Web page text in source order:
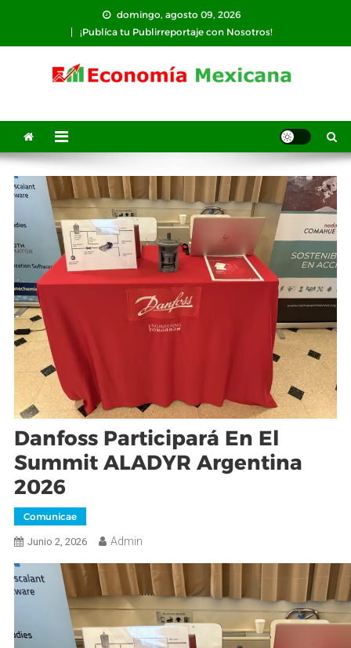
contenido
domingo, agosto 09, 2026
¡Publíca tu Publirreportaje con Nosotros!
Danfoss Participará En El
Summit ALADYR Argentina
2026
Comunicae
Junio 2, 2026 Admin